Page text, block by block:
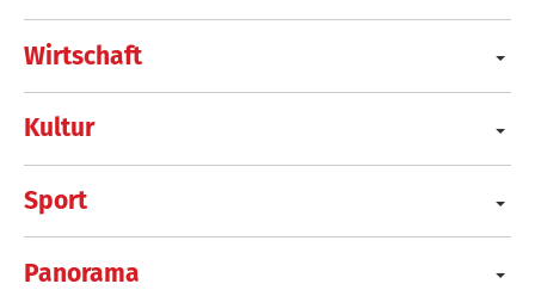
Wirtschaft
Kultur
Sport
Panorama